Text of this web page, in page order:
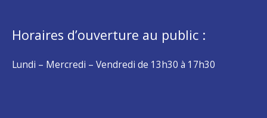
Horaires d’ouverture au public :
Lundi – Mercredi – Vendredi de 13h30 à 17h30